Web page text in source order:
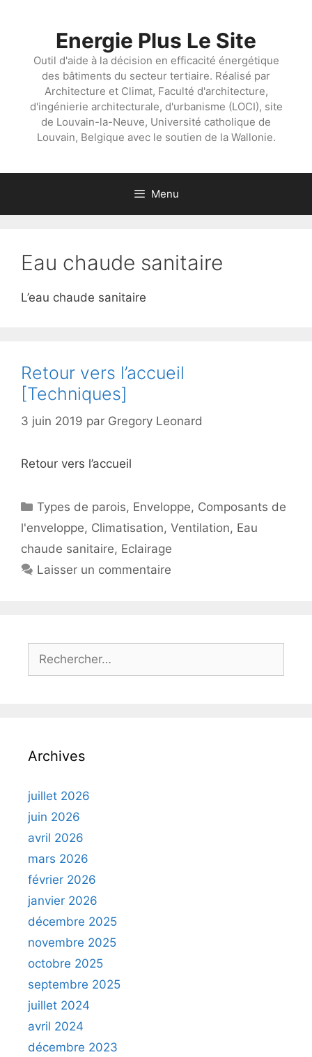
Energie Plus Le Site
Outil d'aide à la décision en efficacité énergétique
des bâtiments du secteur tertiaire. Réalisé par
Architecture et Climat, Faculté d'architecture,
d'ingénierie architecturale, d'urbanisme (LOCI), site
de Louvain-la-Neuve, Université catholique de
Louvain, Belgique avec le soutien de la Wallonie.
Menu
Eau chaude sanitaire
L’eau chaude sanitaire
Retour vers l’accueil
[Techniques]
3 juin 2019 par Gregory Leonard
Retour vers l’accueil
Catégories
Types de parois, Enveloppe, Composants de
l'enveloppe, Climatisation, Ventilation, Eau
chaude sanitaire, Eclairage
Laisser un commentaire
Archives
juillet 2026
juin 2026
avril 2026
mars 2026
février 2026
janvier 2026
décembre 2025
novembre 2025
octobre 2025
septembre 2025
juillet 2024
avril 2024
décembre 2023